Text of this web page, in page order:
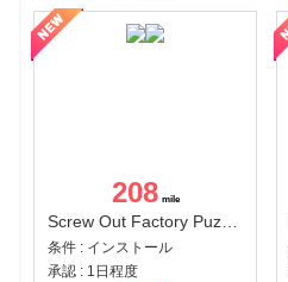
208
Screw Out Factory Puzzle 3D（経験値バーのマイルストーンを5にする（ユーザーレベル5に到達する））（Android）
条件 : インストール
承認 : 1日程度